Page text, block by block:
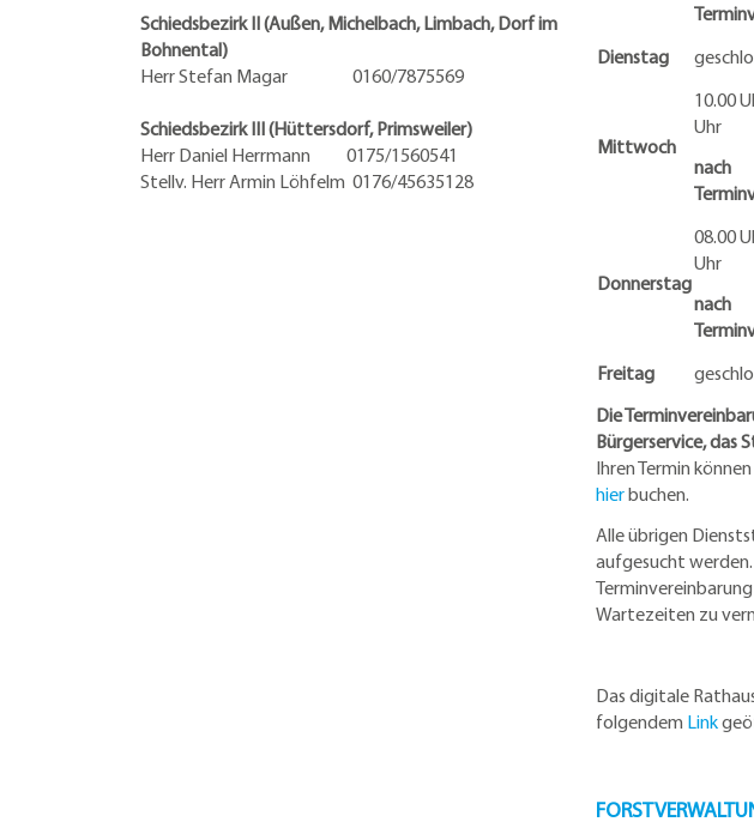
Schiedsbezirk II (Außen, Michelbach, Limbach, Dorf im
Bohnental)
Herr Stefan Magar 0160/7875569
Schiedsbezirk III (Hüttersdorf, Primsweiler)
Herr Daniel Herrmann 0175/1560541
Stellv. Herr Armin Löhfelm 0176/45635128
Dienstag
Mittwoch
10.00
Uhr
nach
Donnerstag
08.00
Uhr
nach
Freitag
Die
Bürgerservice, das
Ihren Termin
hierbuchen.
Alle übrigen
aufgesucht
Wartezeiten zu
Das digitale
folgendem Link